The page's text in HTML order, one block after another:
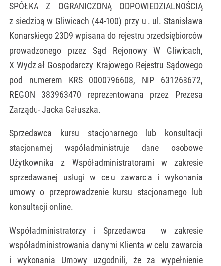
SPÓŁKA Z OGRANICZONĄ ODPOWIEDZIALNOŚCIĄ
z siedzibą w Gliwicach (44-100) przy ul. ul. Stanisława
Konarskiego 23D9 wpisana do rejestru przedsiębiorców
prowadzonego przez Sąd Rejonowy W Gliwicach,
X Wydział Gospodarczy Krajowego Rejestru Sądowego
pod numerem KRS 0000796608, NIP 631268672,
REGON 383963470 reprezentowana przez Prezesa
Zarządu- Jacka Gałuszka.
Sprzedawca kursu stacjonarnego lub konsultacji
stacjonarnej współadministruje dane osobowe
Użytkownika z Współadministratorami w zakresie
sprzedawanej usługi w celu zawarcia i wykonania
umowy o przeprowadzenie kursu stacjonarnego lub
konsultacji online.
Współadministratorzy i Sprzedawca w zakresie
współadministrowania danymi Klienta w celu zawarcia
i wykonania Umowy uzgodnili, że za wypełnienie